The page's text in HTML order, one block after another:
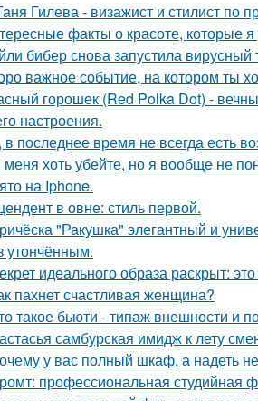
Гилева - визажист и стилист по
факты о красоте, которые я
бибер снова запустила
важное событие, на котором ты
горошек (Red Polka Dot) -
настроения.
последнее время не всегда есть
хоть убейте, но я вообще не
на Iphone.
в овне: стиль первой.
"Ракушка" элегантный и
утончённым.
идеального образа раскрыт:
пахнет счастливая женщина?
такое бьюти - типаж внешности и
самбурская имидж к лету
у вас полный шкаф, а надеть
профессиональная студийная